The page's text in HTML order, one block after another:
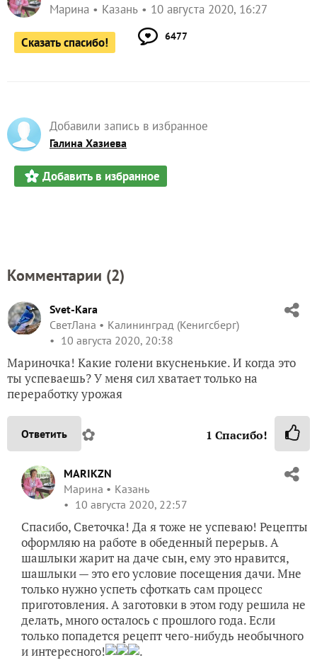
Марина Казань 10 августа 2020, 16:27
Сказать спасибо! 6477
Добавили запись в избранное
Галина Хазиева
Добавить в избранное
Комментарии (2)
Svet-Kara
СветЛана
Калининград (Кенигсберг)
10 августа 2020, 20:38
Мариночка! Какие голени вкусненькие. И когда это
ты успеваешь? У меня сил хватает только на
переработку урожая
Ответить ✿ 1 Спасибо!
MARIKZN
Марина
Казань
10 августа 2020, 22:57
Спасибо, Светочка! Да я тоже не успеваю! Рецепты
оформляю на работе в обеденный перерыв. А
шашлыки жарит на даче сын, ему это нравится,
шашлыки — это его условие посещения дачи. Мне
только нужно успеть сфоткать сам процесс
приготовления. А заготовки в этом году решила не
делать, много осталось с прошлого года. Если
только попадется рецепт чего-нибудь необычного
и интересного!
.